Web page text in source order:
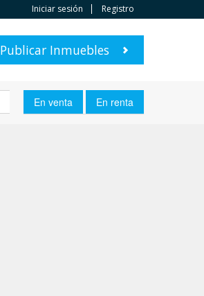
Iniciar sesión Registro
Publicar Inmuebles